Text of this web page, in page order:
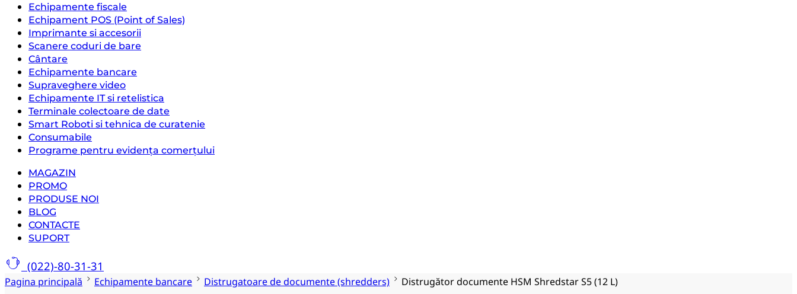
Echipamente fiscale
Echipament POS (Point of Sales)
Imprimante si accesorii
Scanere coduri de bare
Cântare
Echipamente bancare
Supraveghere video
Echipamente IT si retelistica
Terminale colectoare de date
Smart Roboti si tehnica de curatenie
Consumabile
Programe pentru evidența comerțului
MAGAZIN
PROMO
PRODUSE NOI
BLOG
CONTACTE
SUPORT
(022)-80-31-31
Pagina principală Echipamente bancare Distrugatoare de documente (shredders) Distrugător documente HSM Shredstar S5 (12 L)